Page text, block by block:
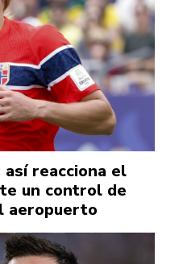
así reacciona el
un control de
aeropuerto